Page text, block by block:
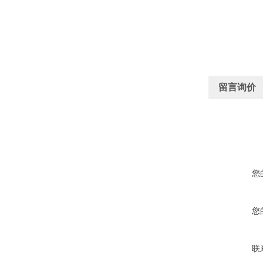
留言询价
您
您
联